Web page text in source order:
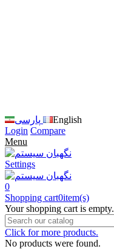
پارسی
English
Login Compare
Menu
Settings
0
Shopping cart0item(s)
Your shopping cart is empty.
Click for more products.
No products were found.